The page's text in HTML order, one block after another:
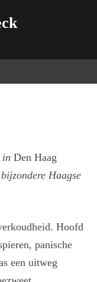
in Den Haag
Haagse
Hoofd
panische
een uitweg